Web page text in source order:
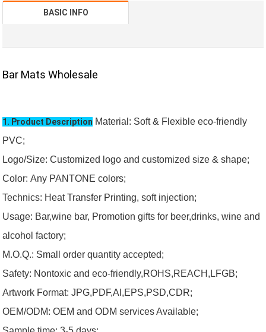
BASIC INFO
Bar Mats Wholesale
1. Product Description Material: Soft & Flexible eco-friendly
PVC;
Logo/Size:Customized logo and customized size & shape;
Color:Any PANTONE colors;
Technics: Heat Transfer Printing, soft injection;
Usage: Bar,wine bar, Promotion gifts for beer,drinks, wine and
alcohol factory;
M.O.Q.: Small order quantity accepted;
Safety: Nontoxic and eco-friendly,ROHS,REACH,LFGB;
Artwork Format:JPG,PDF,AI,EPS,PSD,CDR;
OEM/ODM:OEM and ODM services Available;